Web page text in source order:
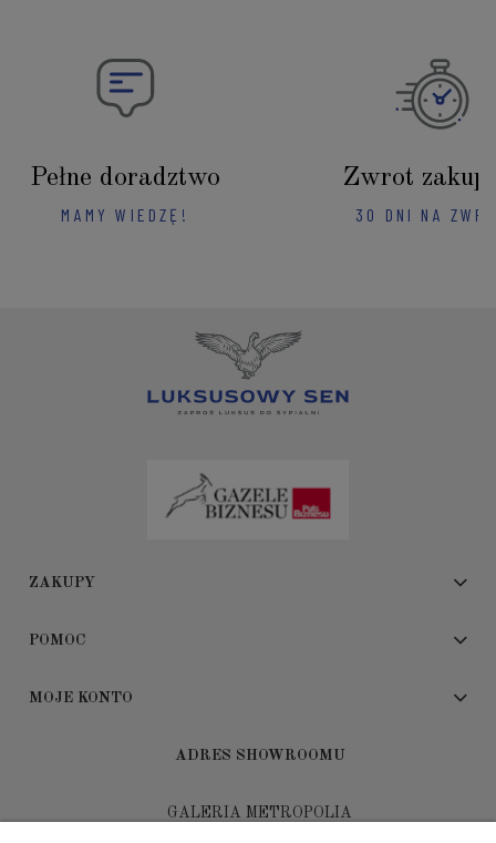
Pełne doradztwo
MAMY WIEDZĘ!
Zwrot
30 DNI NA
ZAKUPY
POMOC
MOJE KONTO
ADRES SHOWROOMU
GALERIA METROPOLIA